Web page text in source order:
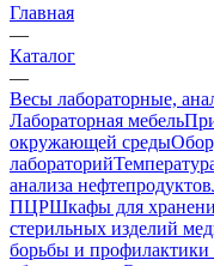
Главная
—
Каталог
—
Весы лабораторные,
Лабораторная мебель
окружающей среды
лабораторий
анализа нефтепродуктов
ПЦРШкафы для
стерильных изделий
борьбы и